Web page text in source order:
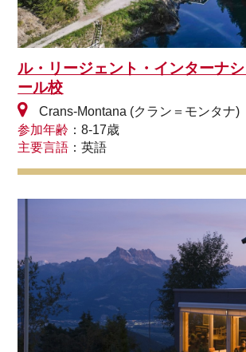
ル・リージェント・インターナ
ール校
Crans-Montana (クラン＝モンタナ)
参加年齢 ：8-17歳
主要言語 ：英語